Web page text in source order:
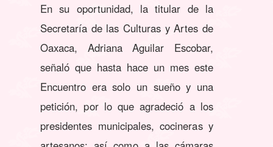
En su oportunidad, la titular de la
Secretaría de las Culturas y Artes de
Oaxaca, Adriana Aguilar Escobar,
señaló que hasta hace un mes este
Encuentro era solo un sueño y una
petición, por lo que agradeció a los
presidentes municipales, cocineras y